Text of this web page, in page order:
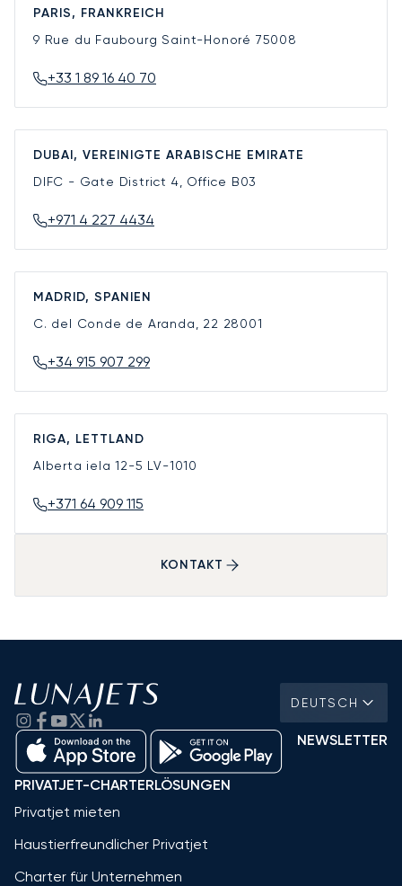
PARIS, FRANKREICH
9 Rue du Faubourg Saint-Honoré 75008
+33 1 89 16 40 70
DUBAI, VEREINIGTE ARABISCHE EMIRATE
DIFC - Gate District 4, Office B03
+971 4 227 4434
MADRID, SPANIEN
C. del Conde de Aranda, 22 28001
+34 915 907 299
RIGA, LETTLAND
Alberta iela 12-5 LV-1010
+371 64 909 115
KONTAKT
DEUTSCH
NEWSLETTER
PRIVATJET-CHARTERLÖSUNGEN
Privatjet mieten
Haustierfreundlicher Privatjet
Charter für Unternehmen